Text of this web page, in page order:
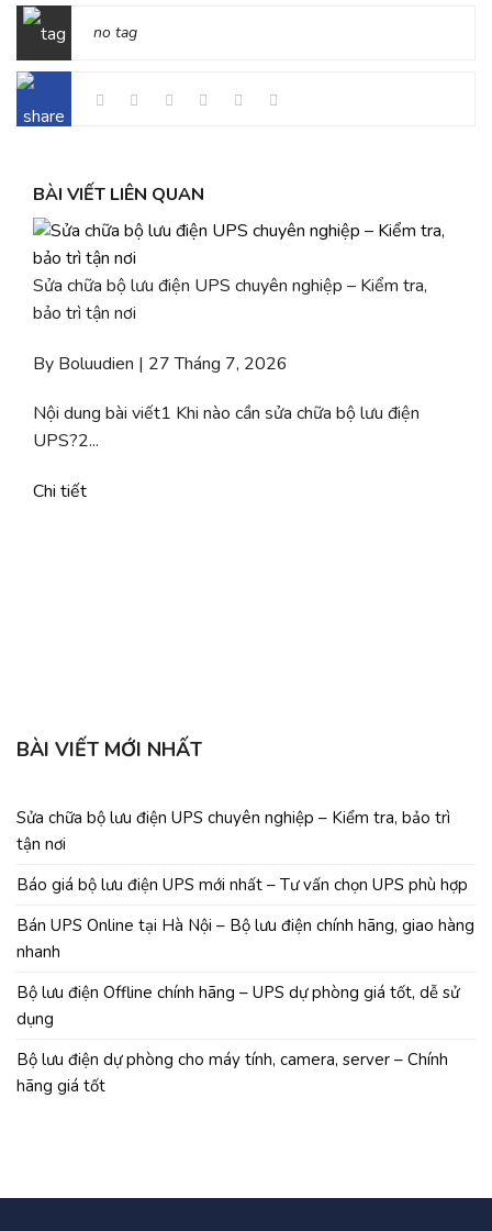
no tag
BÀI VIẾT LIÊN QUAN
Sửa chữa bộ lưu điện UPS chuyên nghiệp – Kiểm tra,
bảo trì tận nơi
By Boluudien | 27 Tháng 7, 2026
Nội dung bài viết1 Khi nào cần sửa chữa bộ lưu điện
UPS?2...
Chi tiết
BÀI VIẾT MỚI NHẤT
Sửa chữa bộ lưu điện UPS chuyên nghiệp – Kiểm tra, bảo trì
tận nơi
Báo giá bộ lưu điện UPS mới nhất – Tư vấn chọn UPS phù hợp
Bán UPS Online tại Hà Nội – Bộ lưu điện chính hãng, giao hàng
nhanh
Bộ lưu điện Offline chính hãng – UPS dự phòng giá tốt, dễ sử
dụng
Bộ lưu điện dự phòng cho máy tính, camera, server – Chính
hãng giá tốt